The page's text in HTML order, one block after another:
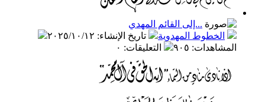
...إلى القائم المهدي
الخطوط المهدوية
تاريخ الإنشاء: ٢٠٢٥/١٠/١٢
المشاهدات: ٩٠٥ التعليقات: ٠